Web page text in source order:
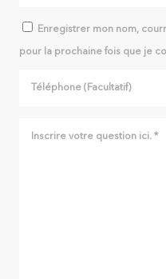
Enregistrer mon nom,
pour la prochaine fois que je